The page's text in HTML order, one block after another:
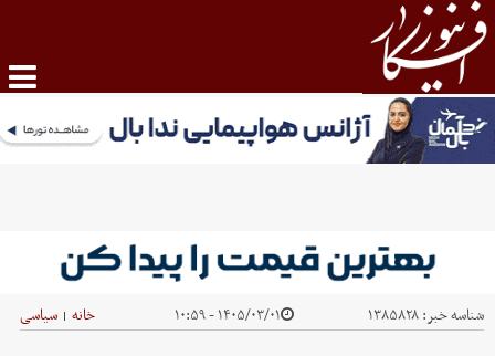
شناسه خبر:۱۳۸۵۸۲۸ ۱۴۰۵/۰۳/۰۱ - ۱۰:۵۹ خانه | سیاسی